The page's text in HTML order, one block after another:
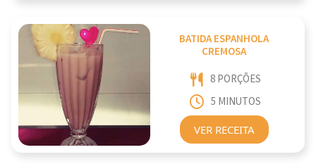
BATIDA ESPANHOLA
CREMOSA
8 PORÇÕES
5 MINUTOS
VER RECEITA